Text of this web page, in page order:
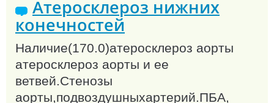
Атеросклероз нижних
конечностей
Наличие(170.0)атеросклероз аорты
атеросклероз аорты и ее
ветвей.Стенозы
аорты,подвоздушныхартерий.ПБА,